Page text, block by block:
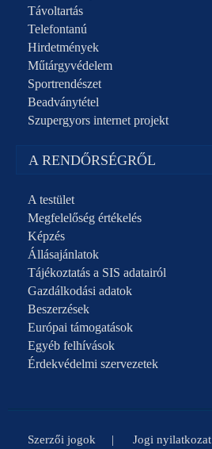
Távoltartás
Telefontanú
Hirdetmények
Műtárgyvédelem
Sportrendészet
Beadványtétel
Szupergyors internet projekt
A RENDŐRSÉGRŐL
A testület
Megfelelőség értékelés
Képzés
Állásajánlatok
Tájékoztatás a SIS adatairól
Gazdálkodási adatok
Beszerzések
Európai támogatások
Egyéb felhívások
Érdekvédelmi szervezetek
Szerzői jogok Jogi nyilatkozat